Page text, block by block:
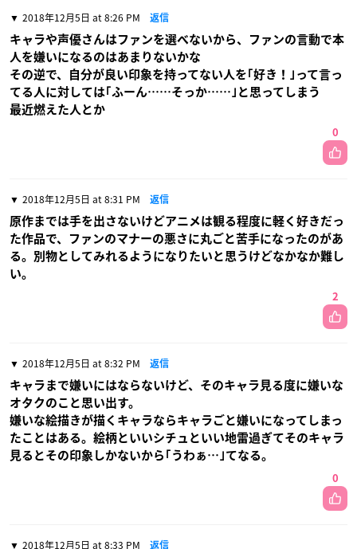
2018年12月5日 at 8:26 PM 返信
キャラや声優さんはファンを選べないから、ファンの言動で本
人を嫌いになるのはあまりないかな
その逆で、自分が良い印象を持ってない人を｢好き！｣って言っ
てる人に対しては｢ふーん……そっか……｣と思ってしまう
最近燃えた人とか
0
2018年12月5日 at 8:31 PM 返信
原作までは手を出さないけどアニメは観る程度に軽く好きだっ
た作品で、ファンのマナーの悪さに丸ごと苦手になったのがあ
る。別物としてみれるようになりたいと思うけどなかなか難し
い。
2
2018年12月5日 at 8:32 PM 返信
キャラまで嫌いにはならないけど、そのキャラ見る度に嫌いな
オタクのこと思い出す。
嫌いな絵描きが描くキャラならキャラごと嫌いになってしまっ
たことはある。絵柄といいシチュといい地雷過ぎてそのキャラ
見るとその印象しかないから｢うわぁ…｣てなる。
0
2018年12月5日 at 8:33 PM 返信